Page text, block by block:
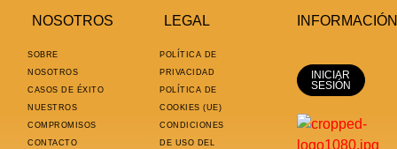
NOSOTROS
SOBRE
NOSOTROS
CASOS DE ÉXITO
NUESTROS
COMPROMISOS
CONTACTO
LEGAL
POLÍTICA DE
PRIVACIDAD
POLÍTICA DE
COOKIES (UE)
CONDICIONES
DE USO DEL
INFORMACIÓN
INICIAR
SESIÓN